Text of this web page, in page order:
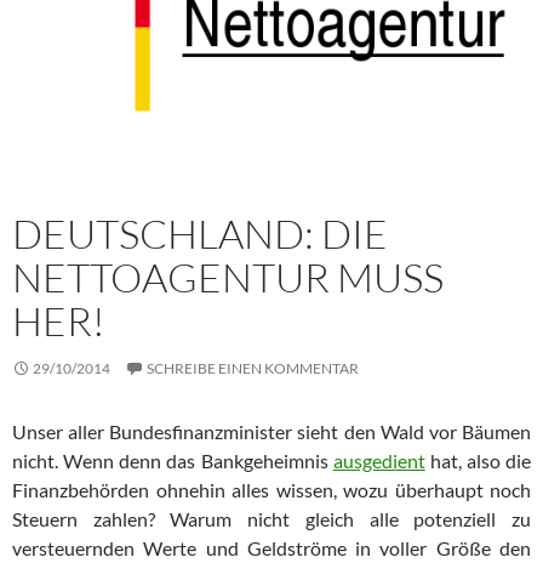
DEUTSCHLAND: DIE
NETTOAGENTUR MUSS
HER!
29/10/2014 SCHREIBE EINEN KOMMENTAR
Unser aller Bundesfinanzminister sieht den Wald vor Bäumen
nicht. Wenn denn das Bankgeheimnis ausgedienthat, also die
Fi­nanz­be­hör­den ohnehin alles wissen, wozu überhaupt noch
Steuern zahlen? Wa­rum nicht gleich alle potenziell zu
versteuernden Werte und Geld­strö­me in voller Größe den